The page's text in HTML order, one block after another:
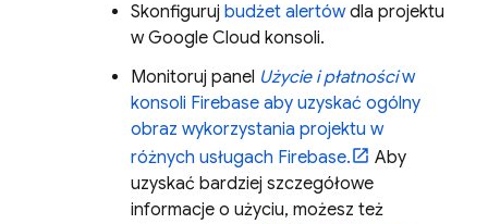
Skonfiguruj budżet alertówdla projektu
wGoogle Cloud konsoli.
Monitoruj panel Użycie i płatnościw
konsoli Firebase aby uzyskać ogólny
obraz wykorzystania projektu w
różnych usługach Firebase.
Aby
uzyskać bardziej szczegółowe
informacje o użyciu, możesz też